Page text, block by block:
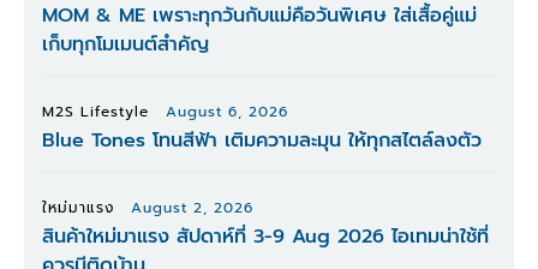
MOM & ME เพราะทุกวันกับแม่คือวันพิเศษ ใส่เสื้อคู่แม่
เก็บทุกโมเมนต์สำคัญ
M2S Lifestyle August 6, 2026
Blue Tones โทนสีฟ้า เติมความละมุน ให้ทุกสไตล์ลงตัว
ใหม่มาแรง August 2, 2026
สินค้าใหม่มาแรง สัปดาห์ที่ 3-9 Aug 2026 ไอเทมน่าใช้ที่